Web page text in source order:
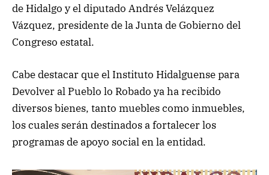
de Hidalgo y el diputado Andrés Velázquez
Vázquez, presidente de la Junta de Gobierno del
Congreso estatal.
Cabe destacar que el Instituto Hidalguense para
Devolver al Pueblo lo Robado ya ha recibido
diversos bienes, tanto muebles como inmuebles,
los cuales serán destinados a fortalecer los
programas de apoyo social en la entidad.